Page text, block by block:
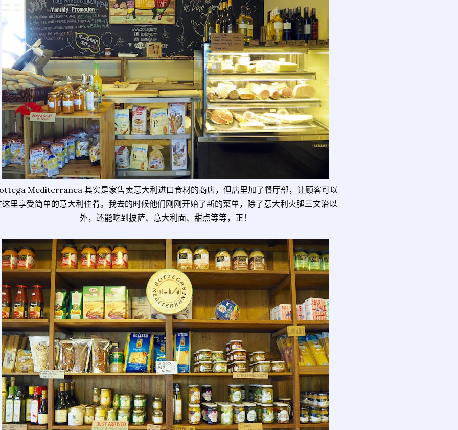
Mediterranea 其实是家售卖意大利进口食材的商店，但店里加了餐厅部，让顾客可以
这里享受简单的意大利佳肴。我去的时候他们刚刚开始了新的菜单，除了意大利火腿三文治以
外，还能吃到披萨、意大利面、甜点等等，正！